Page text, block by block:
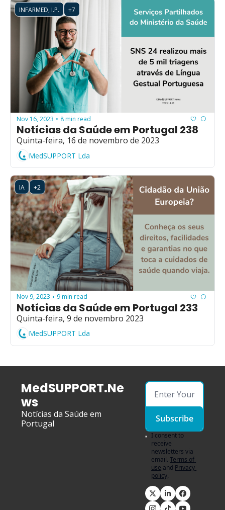
INFARMED, I.P. +7
Nov 16, 2023 • 8 min read
Notícias da Saúde em Portugal 238
Quinta-feira, 16 de novembro de 2023
MedSUPPORT Lda
IA +2
Nov 9, 2023 • 9 min read
Notícias da Saúde em Portugal 233
Quinta-feira, 9 de novembro 2023
MedSUPPORT Lda
MedSUPPORT.Ne
ws
Notícias da Saúde em
Portugal
Subscribe
I consent to
receive
newsletters via
email. Terms of
use and Privacy
policy.